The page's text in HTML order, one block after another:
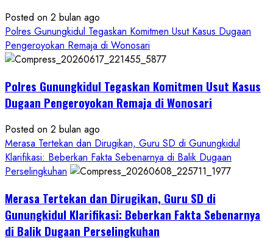
Posted on 2 bulan ago
Polres Gunungkidul Tegaskan Komitmen Usut Kasus Dugaan
Pengeroyokan Remaja di Wonosari
Polres Gunungkidul Tegaskan Komitmen Usut Kasus
Dugaan Pengeroyokan Remaja di Wonosari
Posted on 2 bulan ago
Merasa Tertekan dan Dirugikan, Guru SD di Gunungkidul
Klarifikasi: Beberkan Fakta Sebenarnya di Balik Dugaan
Perselingkuhan
Merasa Tertekan dan Dirugikan, Guru SD di
Gunungkidul Klarifikasi: Beberkan Fakta Sebenarnya
di Balik Dugaan Perselingkuhan